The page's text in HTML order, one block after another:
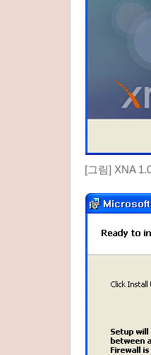
[그림] XNA